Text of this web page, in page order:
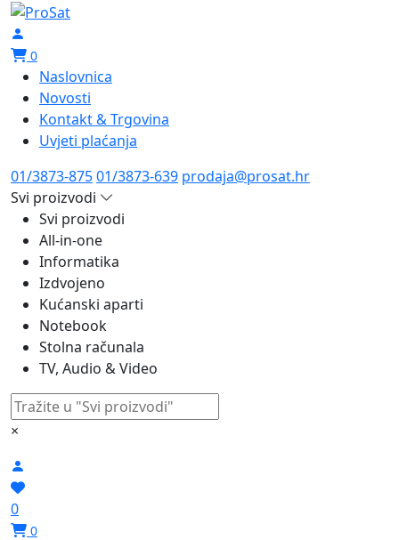
0
Naslovnica
Novosti
Kontakt & Trgovina
Uvjeti plaćanja
01/3873-87501/3873-639 prodaja@prosat.hr
Svi proizvodi
Svi proizvodi
All-in-one
Informatika
Izdvojeno
Kućanski aparti
Notebook
Stolna računala
TV, Audio & Video
×
0
0